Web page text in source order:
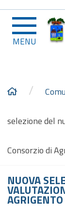
MENU
/
selezione del
Consorzio di
NUOVA
AGRIGENTO